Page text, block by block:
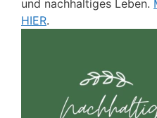
und nachhaltiges Leben.
HIER.